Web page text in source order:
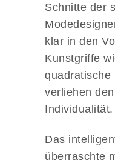
Schnitte der
klar in den
Kunstgriffe
quadratische
verliehen
Individualität.
Das
überraschte